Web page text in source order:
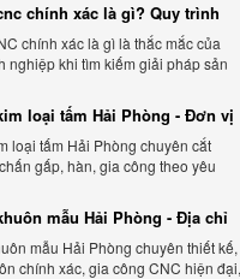
chính xác là gì? Quy trình
cấp
chính xác là gì là thắc mắc của
nghiệp khi tìm kiếm giải pháp sản
loại tấm Hải Phòng - Đơn vị
tín 2026
loại tấm Hải Phòng chuyên cắt
gấp, hàn, gia công theo yêu
mẫu Hải Phòng - Địa chỉ
lượng
mẫu Hải Phòng chuyên thiết kế,
chính xác, gia công CNC hiện đại,